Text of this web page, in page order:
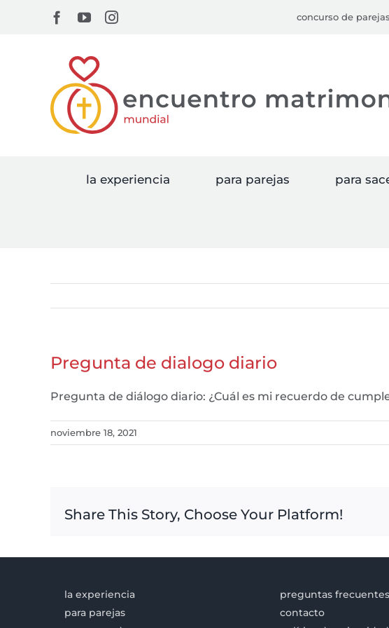
Facebook
YouTubeInstagram concurso de
la experiencia para parejas para
Pregunta de dialogo diario
Pregunta de diálogo diario: ¿Cuál es mi recuerdo de
noviembre 18, 2021
Share This Story, Choose Your Platform!
la experiencia
para parejas
preguntas frecuentes
contacto